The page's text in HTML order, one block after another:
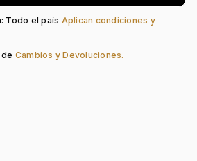
Todo el país Aplican condiciones y
Cambios y Devoluciones.